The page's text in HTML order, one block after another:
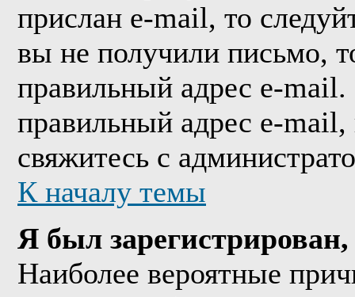
прислан e-mail, то
вы не получили письмо,
правильный адрес e-
правильный адрес e-
свяжитесь с
К началу темы
Я был
Наиболее вероятные